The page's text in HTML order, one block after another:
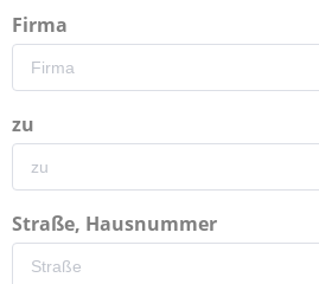
Firma
zu
Straße, Hausnummer